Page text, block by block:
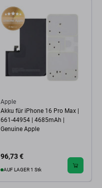
Apple
Akku für iPhone 16 Pro Max |
661-44954 | 4685mAh |
Genuine Apple
96,73 €
AUF LAGER 1 Stk